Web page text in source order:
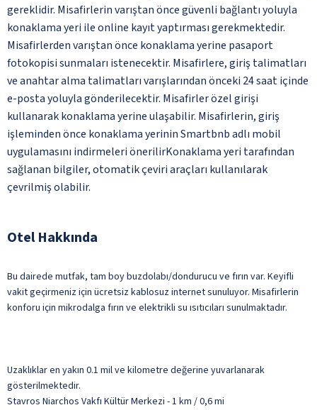
gereklidir. Misafirlerin varıştan önce güvenli bağlantı yoluyla
konaklama yeri ile online kayıt yaptırması gerekmektedir.
Misafirlerden varıştan önce konaklama yerine pasaport
fotokopisi sunmaları istenecektir. Misafirlere, giriş talimatları
ve anahtar alma talimatları varışlarından önceki 24 saat içinde
e-posta yoluyla gönderilecektir. Misafirler özel girişi
kullanarak konaklama yerine ulaşabilir. Misafirlerin, giriş
işleminden önce konaklama yerinin Smartbnb adlı mobil
uygulamasını indirmeleri önerilirKonaklama yeri tarafından
sağlanan bilgiler, otomatik çeviri araçları kullanılarak
çevrilmiş olabilir.
Otel Hakkında
Bu dairede mutfak, tam boy buzdolabı/dondurucu ve fırın var. Keyifli
vakit geçirmeniz için ücretsiz kablosuz internet sunuluyor. Misafirlerin
konforu için mikrodalga fırın ve elektrikli su ısıtıcıları sunulmaktadır.
Uzaklıklar en yakın 0.1 mil ve kilometre değerine yuvarlanarak
gösterilmektedir.
Stavros Niarchos Vakfı Kültür Merkezi - 1 km / 0,6 mi